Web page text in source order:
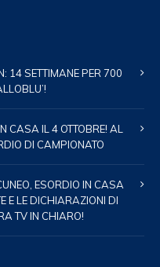
14 SETTIMANE PER 700
CASA IL 4 OTTOBRE! AL
DI CAMPIONATO
ESORDIO IN CASA
E LE DICHIARAZIONI DI
TV IN CHIARO!